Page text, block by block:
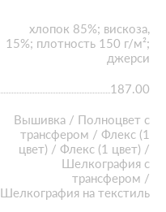
хлопок 85%; вискоза,
15%; плотность 150 г/м²;
джерси
187.00
Вышивка / Полноцвет с
трансфером / Флекс (1
цвет) / Флекс (1 цвет) /
Шелкография с
трансфером /
Шелкография на текстиль